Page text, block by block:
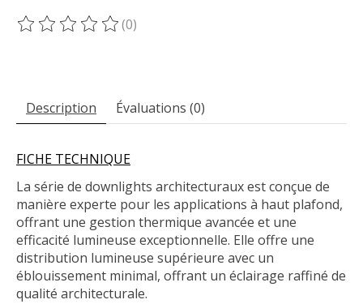
Ce produit est évalué à
(0)
Description Évaluations (0)
FICHE TECHNIQUE
La série de downlights architecturaux est conçue de
manière experte pour les applications à haut plafond,
offrant une gestion thermique avancée et une
efficacité lumineuse exceptionnelle. Elle offre une
distribution lumineuse supérieure avec un
éblouissement minimal, offrant un éclairage raffiné de
qualité architecturale.